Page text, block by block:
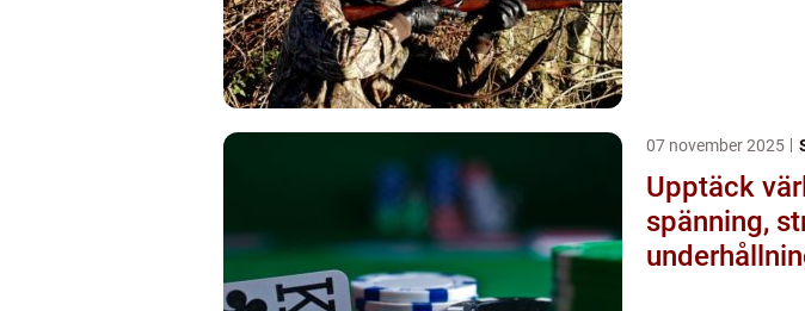
07 november 2025
Upptäck
spänning,